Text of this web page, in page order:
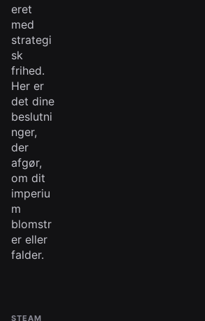
eret
med
strategi
sk
frihed.
Her er
det dine
beslutni
nger,
der
afgør,
om dit
imperiu
m
blomstr
er eller
falder.
STEAM